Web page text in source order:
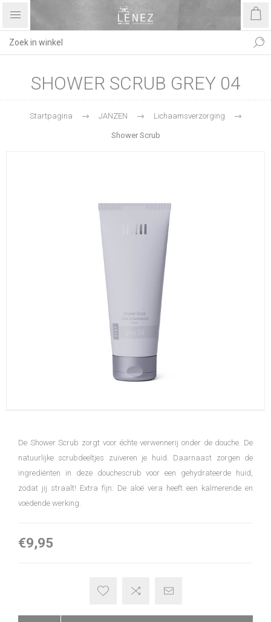
SHOWER SCRUB GREY 04
Startpagina JANZEN Lichaamsverzorging
Shower Scrub
De Shower Scrub zorgt voor échte verwennerij onder de douche. De
natuurlijke scrubdeeltjes zuiveren je huid. Daarnaast zorgen de
ingrediënten in deze douchescrub voor een gehydrateerde huid,
zodat jij straalt! Extra fijn: De aloë vera heeft een kalmerende en
voedende werking.
€9,95